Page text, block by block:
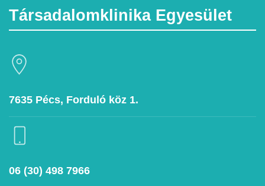
Társadalomklinika Egyesület
7635 Pécs, Forduló köz 1.
06 (30) 498 7966